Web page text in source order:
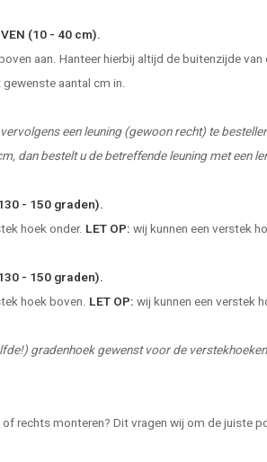
(10 - 40 cm).
aan. Hanteer hierbij altijd de buitenzijde
aantal cm in.
een leuning (gewoon recht) te
dan bestelt u de betreffende leuning met een
- 150 graden).
hoek onder. LET OP: wij kunnen een verstek
- 150 graden).
hoek boven. LET OP: wij kunnen een verstek
gradenhoek gewenst voor de
rechts monteren? Dit vragen wij om de juiste